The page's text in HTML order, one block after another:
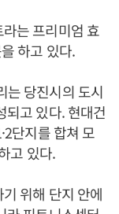
는 프리미엄 효
하고 있다.
는 당진시의 도시
되고 있다. 현대건
단지를 합쳐 모
고 있다.
위해 단지 안에